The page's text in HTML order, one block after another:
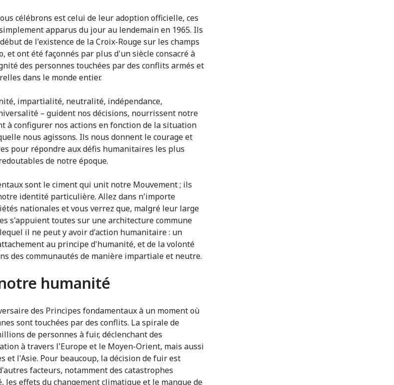
célébrons est celui de leur adoption officielle, ces
apparus du jour au lendemain en 1965. Ils
de l'existence de la Croix-Rouge sur les champs
et ont été façonnés par plus d'un siècle consacré à
des personnes touchées par des conflits armés et
dans le monde entier.
impartialité, neutralité, indépendance,
– guident nos décisions, nourrissent notre
à configurer nos actions en fonction de la situation
nous agissons. Ils nous donnent le courage et
pour répondre aux défis humanitaires les plus
de notre époque.
sont le ciment qui unit notre Mouvement ; ils
identité particulière. Allez dans n'importe
nationales et vous verrez que, malgré leur large
s'appuient toutes sur une architecture commune
il ne peut y avoir d'action humanitaire : un
au principe d'humanité, et de la volonté
des communautés de manière impartiale et neutre.
humanité
des Principes fondamentaux à un moment où
sont touchées par des conflits. La spirale de
de personnes à fuir, déclenchant des
à travers l'Europe et le Moyen-Orient, mais aussi
et l'Asie. Pour beaucoup, la décision de fuir est
facteurs, notamment des catastrophes
les effets du changement climatique et le manque de